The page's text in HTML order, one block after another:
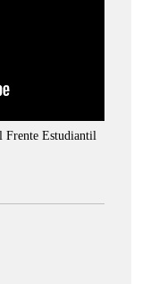
Frente Estudiantil